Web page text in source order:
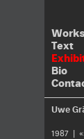
Text
Bio
Uwe
1987 |